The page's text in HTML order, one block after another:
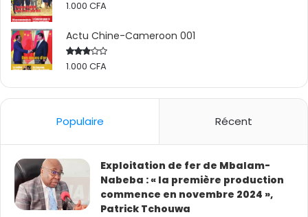
1.000 CFA
Actu Chine-Cameroon 001
Rated
1.000 CFA
Populaire Récent
Exploitation de fer de Mbalam-
Nabeba : « la première production
commence en novembre 2024 »,
Patrick Tchouwa